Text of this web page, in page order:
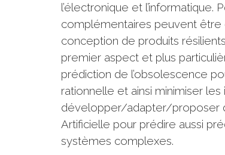
l’électronique et l’informatique.
complémentaires peuvent être
conception de produits
premier aspect et plus
prédiction de l’obsolescence
rationnelle et ainsi minimiser
développer/adapter/proposer
Artificielle pour prédire aussi
systèmes complexes.